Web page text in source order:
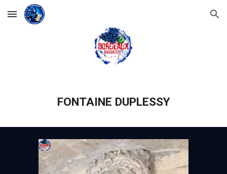
Skip to main content Skip to navigation
FONTAINE DUPLESSY